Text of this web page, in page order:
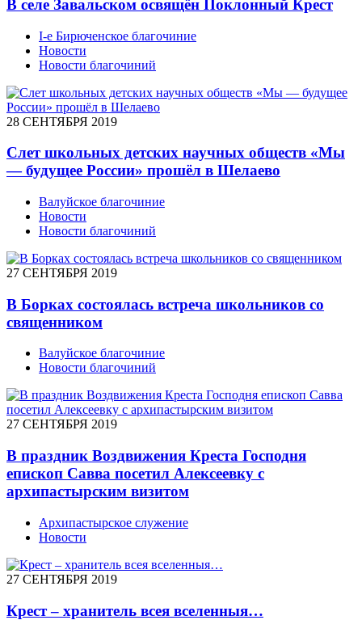
В селе Завальском освящён Поклонный Крест
I-е Бирюченское благочиние
Новости
Новости благочиний
28 СЕНТЯБРЯ 2019
Слет школьных детских научных обществ «Мы
— будущее России» прошёл в Шелаево
Валуйское благочиние
Новости
Новости благочиний
27 СЕНТЯБРЯ 2019
В Борках состоялась встреча школьников со
священником
Валуйское благочиние
Новости благочиний
27 СЕНТЯБРЯ 2019
В праздник Воздвижения Креста Господня
епископ Савва посетил Алексеевку с
архипастырским визитом
Архипастырское служение
Новости
27 СЕНТЯБРЯ 2019
Крест – хранитель всея вселенныя…